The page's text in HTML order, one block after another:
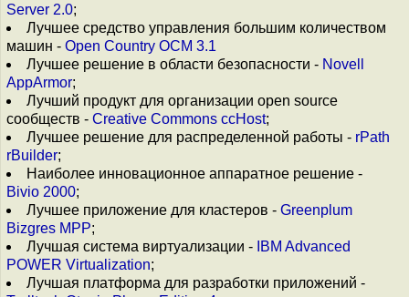
Server 2.0;
Лучшее средство управления большим количеством
машин - Open Country OCM 3.1
Лучшее решение в области безопасности - Novell
AppArmor;
Лучший продукт для организации open source
сообществ - Creative Commons ccHost;
Лучшее решение для распределенной работы - rPath
rBuilder;
Наиболее инновационное аппаратное решение -
Bivio 2000;
Лучшее приложение для кластеров - Greenplum
Bizgres MPP;
Лучшая система виртуализации - IBM Advanced
POWER Virtualization;
Лучшая платформа для разработки приложений -